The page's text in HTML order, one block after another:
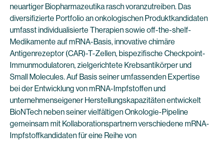
neuartiger Biopharmazeutika rasch voranzutreiben. Das
diversifizierte Portfolio an onkologischen Produktkandidaten
umfasst individualisierte Therapien sowie off-the-shelf-
Medikamente auf mRNA-Basis, innovative chimäre
Antigenrezeptor (CAR)-T-Zellen, bispezifische Checkpoint-
Immunmodulatoren, zielgerichtete Krebsantikörper und
Small Molecules. Auf Basis seiner umfassenden Expertise
bei der Entwicklung von mRNA-Impfstoffen und
unternehmenseigener Herstellungskapazitäten entwickelt
BioNTech neben seiner vielfältigen Onkologie-Pipeline
gemeinsam mit Kollaborationspartnern verschiedene mRNA-
Impfstoffkandidaten für eine Reihe von